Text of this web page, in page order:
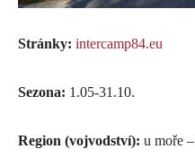
Stránky: intercamp84.eu
Sezona: 1.05-31.10.
Region (vojvodství): u moře –